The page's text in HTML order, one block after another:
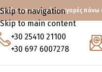
Skip to navigation
Skip to main content
μεταφορικά με αγορές πάνω
+30 25410 21100
+30 697 6007278